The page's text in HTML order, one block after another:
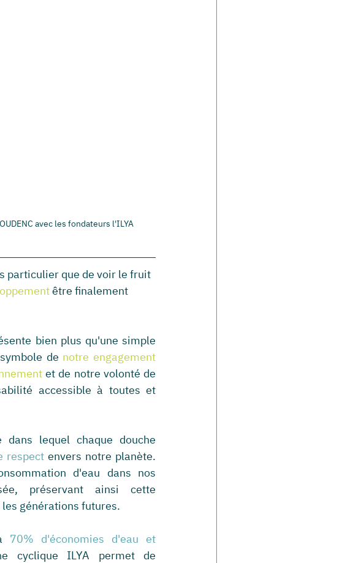
avec les fondateurs l'ILYA
particulier que de voir le fruit
être finalement
bien plus qu'une simple
de notre engagement
et de notre volonté de
accessible à toutes et
dans lequel chaque douche
respect envers notre planète.
d'eau dans nos
préservant ainsi cette
générations futures.
70% d'économies d'eau et
cyclique ILYA permet de